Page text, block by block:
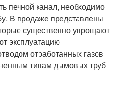
печной канал, необходимо
В продаже представлены
существенно упрощают
эксплуатацию
отработанных газов
типам дымовых труб